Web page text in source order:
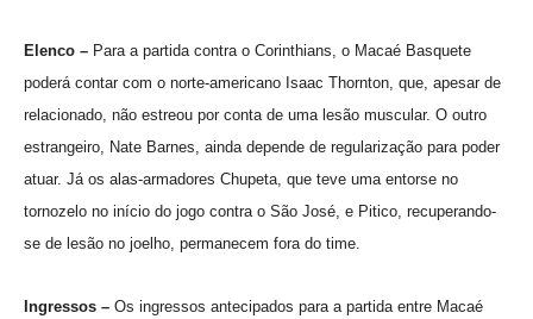
Elenco – Para a partida contra o Corinthians, o Macaé Basquete
poderá contar com o norte-americano Isaac Thornton, que, apesar de
relacionado, não estreou por conta de uma lesão muscular. O outro
estrangeiro, Nate Barnes, ainda depende de regularização para poder
atuar. Já os alas-armadores Chupeta, que teve uma entorse no
tornozelo no início do jogo contra o São José, e Pitico, recuperando-
se de lesão no joelho, permanecem fora do time.
Ingressos – Os ingressos antecipados para a partida entre Macaé